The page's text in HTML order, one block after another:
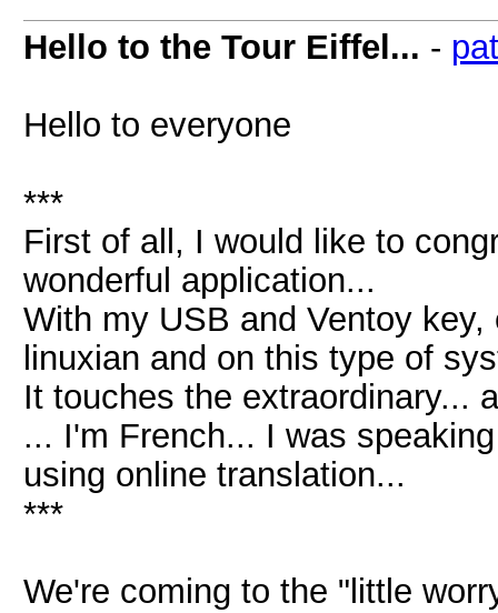
Hello to the Tour Eiffel... -
Hello to everyone
***
First of all, I would like to
wonderful application...
With my USB and Ventoy
linuxian and on this type of
It touches the extraordinary...
... I'm French... I was
using online translation...
***
We're coming to the "little